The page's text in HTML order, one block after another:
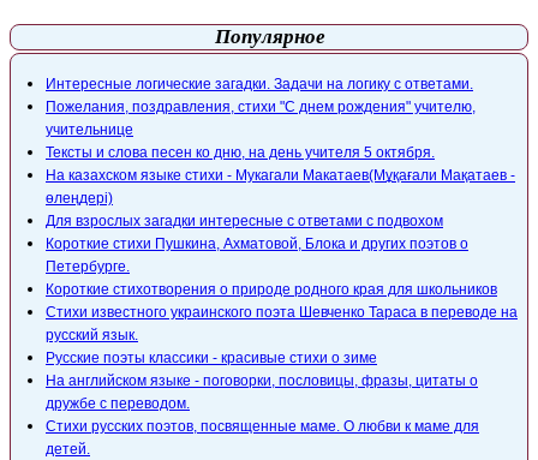
Популярное
Интересные логические загадки. Задачи на логику с ответами.
Пожелания, поздравления, стихи "С днем рождения" учителю,
учительнице
Тексты и слова песен ко дню, на день учителя 5 октября.
На казахском языке стихи - Мукагали Макатаев(Мұқағали Мақатаев -
өлеңдері)
Для взрослых загадки интересные с ответами с подвохом
Короткие стихи Пушкина, Ахматовой, Блока и других поэтов о
Петербурге.
Короткие стихотворения о природе родного края для школьников
Стихи известного украинского поэта Шевченко Тараса в переводе на
русский язык.
Русские поэты классики - красивые стихи о зиме
На английском языке - поговорки, пословицы, фразы, цитаты о
дружбе с переводом.
Стихи русских поэтов, посвященные маме. О любви к маме для
детей.